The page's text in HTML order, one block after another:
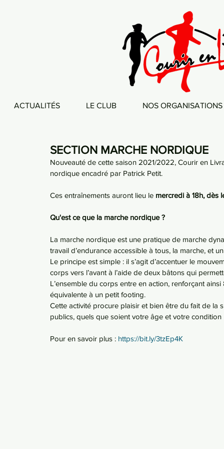
ACTUALITÉS LE CLUB NOS ORGANISATIONS
SECTION MARCHE NORDIQUE
Nouveauté de cette saison 2021/2022, Courir en
nordique encadré par Patrick Petit.
Ces entraînements auront lieu le mercredi à 18h, dès
Qu'est ce que la marche nordique ?
La marche nordique est une pratique de marche
travail d’endurance accessible à tous, la marche, et
Le principe est simple : il s’agit d’accentuer le
corps vers l’avant à l’aide de deux bâtons qui
L’ensemble du corps entre en action, renforçant
équivalente à un petit footing.
Cette activité procure plaisir et bien être du fait de la
publics, quels que soient votre âge et votre condition
Pour en savoir plus : https://bit.ly/3tzEp4K